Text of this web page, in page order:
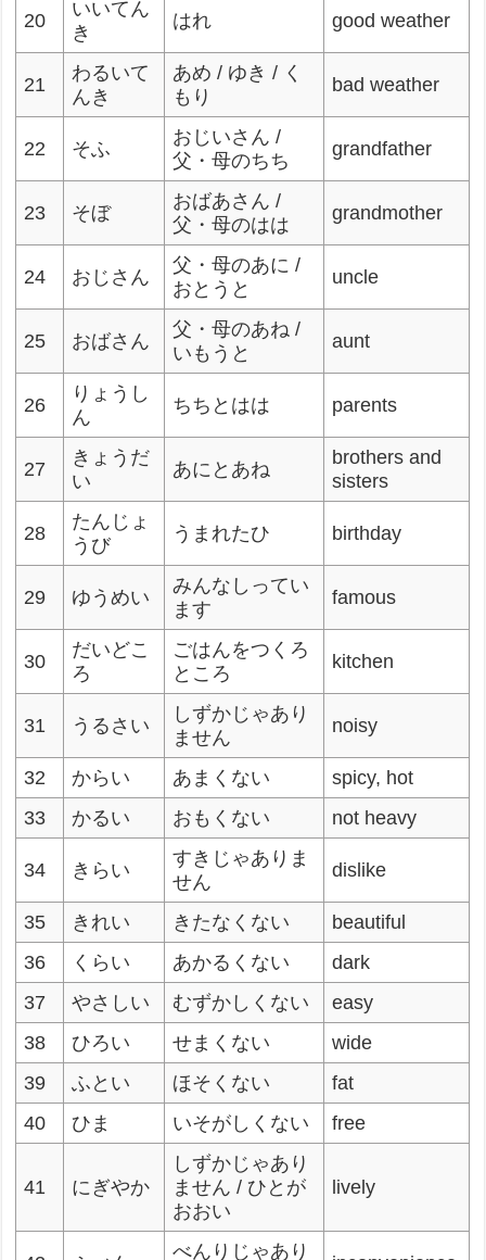
20
いいてん
き
はれ good weather
21
わるいて
んき
あめ / ゆき / く
もり
bad weather
22 そふ
おじいさん /
父・母のちち
grandfather
23 そぼ
おばあさん /
父・母のはは
grandmother
24 おじさん
父・母のあに /
おとうと
uncle
25 おばさん
父・母のあね /
いもうと
aunt
26
りょうし
ん
ちちとはは parents
27
きょうだ
い
あにとあね
brothers and
sisters
28
たんじょ
うび
うまれたひ birthday
29 ゆうめい
みんなしってい
ます
famous
30
だいどこ
ろ
ごはんをつくろ
ところ
kitchen
31 うるさい
しずかじゃあり
ません
noisy
32 からい あまくない
spicy, hot
33
かるい おもくない not heavy
34 きらい
すきじゃありま
せん
dislike
35 きれい きたなくない
beautiful
36
くらい あかるくない
dark
37
やさしい むずかしくない
easy
38
ひろい せまくない
wide
39
ふとい ほそくない
fat
40
ひま いそがしくない free
41 にぎやか
しずかじゃあり
ません / ひとが
おおい
lively
べんりじゃあり